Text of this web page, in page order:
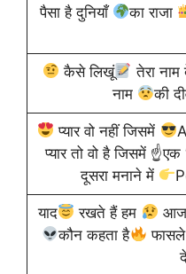
पैसा है दुनियाँ
का राजा
कैसे लिखूं तेरा नाम
नाम
की
प्यार वो नहीं जिसमें
प्यार तो वो है जिसमें ☝एक
दूसरा मनाने में
याद रखते हैं हम आज
कौन कहता है
फासले